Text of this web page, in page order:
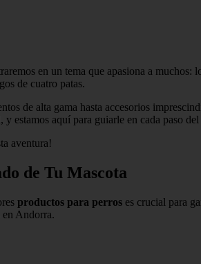
en un tema que apasiona a muchos:
de cuatro patas.
de alta gama hasta accesorios
estamos aquí para guiarle en cada paso
aventura!
de Tu Mascota
productos para perros es crucial para
en Andorra.